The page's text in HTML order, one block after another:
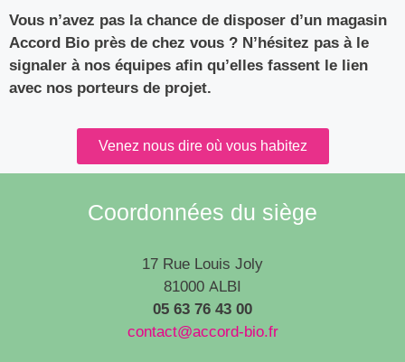
Vous n’avez pas la chance de disposer d’un magasin
Accord Bio près de chez vous ? N’hésitez pas à le
signaler à nos équipes afin qu’elles fassent le lien
avec nos porteurs de projet.
Venez nous dire où vous habitez
Coordonnées du siège
17 Rue Louis Joly
81000 ALBI
05 63 76 43 00
contact@accord-bio.fr